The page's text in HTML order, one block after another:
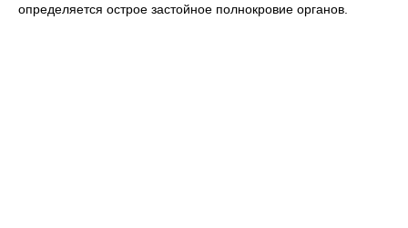
определяется острое застойное полнокровие органов.